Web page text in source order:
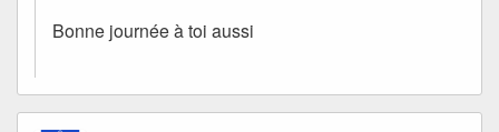
Bonne journée à toi aussi